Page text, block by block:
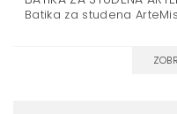
Batika za studena